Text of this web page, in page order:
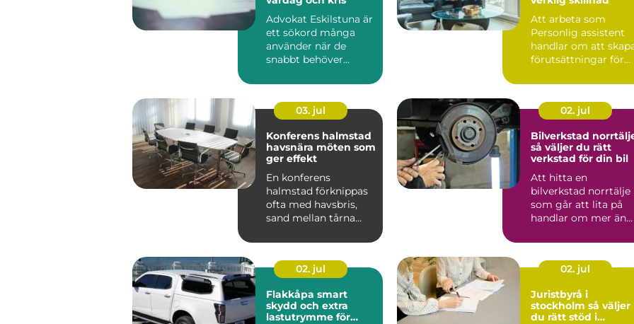
Advokat Eskilstuna är
ett sökord många
använder när de
snabbt behöver...
Att arbeta som
Personlig assistent
handlar om att
förutsättningar för
vä...
03. jul
Konferens halmstad
havsnära möten som
ger effekt
En konferens
halmstad förknippas
ofta med havsbris,
sand mellan tårna
landskap bara m...
02. jul
Bilverkstad
så väljer du rätt
verkstad för din bil
Att hitta en
bilverkstad norrtälje
som går att lita på
handlar om mer än
För m...
02. jul
Flakkåpa smart
skydd och extra
lastutrymme för
02. jul
Juristbyrå i
stockholm så väljer
du rätt stöd i